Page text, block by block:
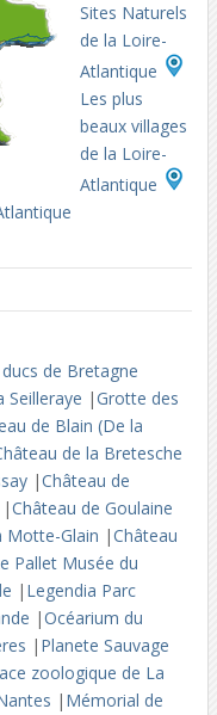
Sites Naturels
de la Loire-
Atlantique
Les plus
beaux villages
de la Loire-
Atlantique
de Bretagne
Seilleraye |Grotte des
de Blain (De la
de la Bretesche
|Château de
|Château de Goulaine
Motte-Glain |Château
Pallet Musée du
| Legendia Parc
|Océarium du
| Planete Sauvage
zoologique de La
| Mémorial de